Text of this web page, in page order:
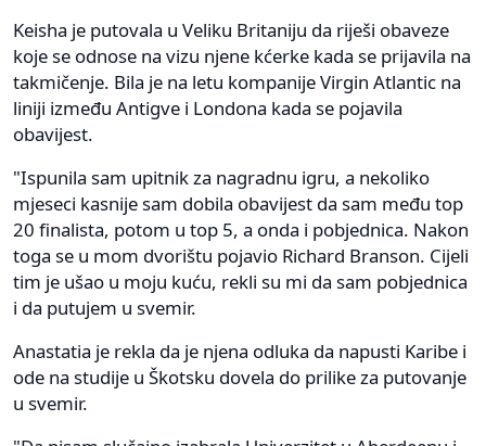
Keisha je putovala u Veliku Britaniju da riješi obaveze
koje se odnose na vizu njene kćerke kada se prijavila na
takmičenje. Bila je na letu kompanije Virgin Atlantic na
liniji između Antigve i Londona kada se pojavila
obavijest.
"Ispunila sam upitnik za nagradnu igru, a nekoliko
mjeseci kasnije sam dobila obavijest da sam među top
20 finalista, potom u top 5, a onda i pobjednica. Nakon
toga se u mom dvorištu pojavio Richard Branson. Cijeli
tim je ušao u moju kuću, rekli su mi da sam pobjednica
i da putujem u svemir.
Anastatia je rekla da je njena odluka da napusti Karibe i
ode na studije u Škotsku dovela do prilike za putovanje
u svemir.